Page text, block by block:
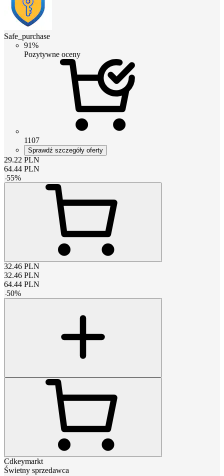
Safe_purchase
91%
Pozytywne oceny
1107
Sprawdź szczegóły oferty
29.22 PLN
64.44 PLN
-55%
32.46 PLN
32.46 PLN
64.44 PLN
-50%
Cdkeymarkt
Świetny sprzedawca